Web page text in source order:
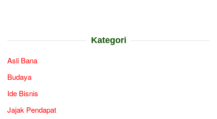
Kategori
Asli Bana
Budaya
Ide Bisnis
Jajak Pendapat